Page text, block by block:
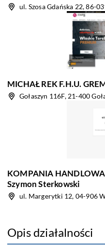
ul. Szosa Gdańska 22, 86-
MICHAŁ REK F.H.U.
Gołaszyn 116F, 21-400
KOMPANIA
Szymon Sterkowski
ul. Margerytki 12, 04-906
Opis działalności